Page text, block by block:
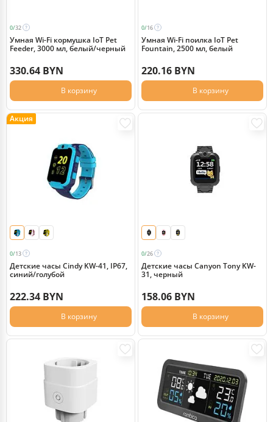
0/32
Умная Wi-Fi кормушка IoT Pet
Feeder, 3000 мл, белый/черный
330.64 BYN
В корзину
0/16
Умная Wi-Fi поилка IoT Pet
Fountain, 2500 мл, белый
220.16 BYN
В корзину
Акция
0/13
Детские часы Cindy KW-41, IP67,
синий/голубой
222.34 BYN
В корзину
0/26
Детские часы Canyon Tony KW-
31, черный
158.06 BYN
В корзину